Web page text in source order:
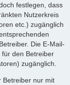
festlegen, dass
Nutzerkreis
etc.) zugänglich
Die E-Mail-
den Betreiber
zugänglich.
Betreiber nur mit